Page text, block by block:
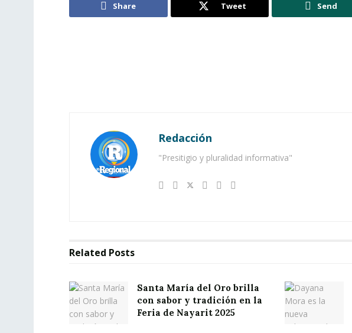
Share Tweet Send
Redacción
"Presitigio y pluralidad informativa"
Related Posts
Santa María del Oro brilla
con sabor y tradición en la
Feria de Nayarit 2025